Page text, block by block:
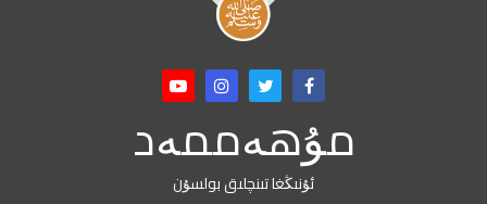
مۇھەممەد
ئۇنىڭغا تىنچلىق بولسۇن